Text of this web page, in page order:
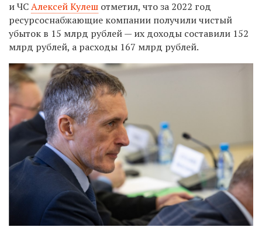
и ЧСАлексей Кулеш отметил, что за 2022 год
ресурсоснабжающие компании получили чистый
убыток в 15 млрд рублей — их доходы составили 152
млрд рублей, а расходы 167 млрд рублей.